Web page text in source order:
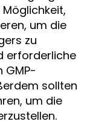
um die
zu
erforderliche
GMP-
sollten
um die